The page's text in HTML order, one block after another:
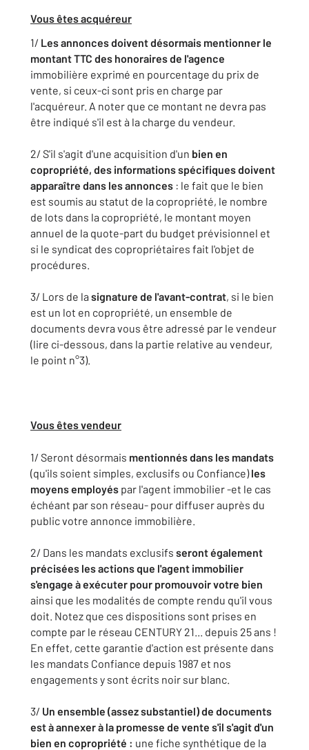
Vous êtes acquéreur
1/ Les annonces doivent désormais mentionner le
montant TTC des honoraires de l'agence
immobilière exprimé en pourcentage du prix de
vente, si ceux-ci sont pris en charge par
l'acquéreur. A noter que ce montant ne devra pas
être indiqué s'il est à la charge du vendeur.
2/ S'il s'agit d'une acquisition d'un bien en
copropriété, des informations spécifiques doivent
apparaître dans les annonces : le fait que le bien
est soumis au statut de la copropriété, le nombre
de lots dans la copropriété, le montant moyen
annuel de la quote-part du budget prévisionnel et
si le syndicat des copropriétaires fait l'objet de
procédures.
3/ Lors de la signature de l'avant-contrat, si le bien
est un lot en copropriété, un ensemble de
documents devra vous être adressé par le vendeur
(lire ci-dessous, dans la partie relative au vendeur,
le point n°3).
Vous êtes vendeur
1/ Seront désormais mentionnés dans les mandats
(qu'ils soient simples, exclusifs ou Confiance)les
moyens employés par l'agent immobilier -et le cas
échéant par son réseau- pour diffuser auprès du
public votre annonce immobilière.
2/ Dans les mandats exclusifs seront également
précisées les actions que l'agent immobilier
s'engage à exécuter pour promouvoir votre bien
ainsi que les modalités de compte rendu qu'il vous
doit. Notez que ces dispositions sont prises en
compte par le réseau CENTURY 21... depuis 25 ans !
En effet, cette garantie d'action est présente dans
les mandats Confiance depuis 1987 et nos
engagements y sont écrits noir sur blanc.
3/ Un ensemble (assez substantiel) de documents
est à annexer à la promesse de vente s'il s'agit d'un
bien en copropriété : une fiche synthétique de la